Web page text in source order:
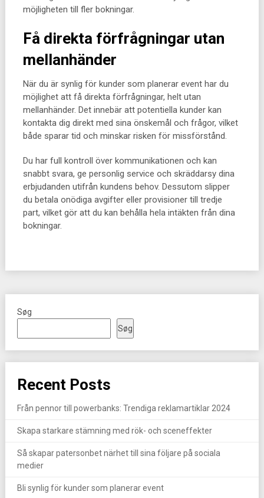
möjligheten till fler bokningar.
Få direkta förfrågningar utan
mellanhänder
När du är synlig för kunder som planerar event har du
möjlighet att få direkta förfrågningar, helt utan
mellanhänder. Det innebär att potentiella kunder kan
kontakta dig direkt med sina önskemål och frågor, vilket
både sparar tid och minskar risken för missförstånd.
Du har full kontroll över kommunikationen och kan
snabbt svara, ge personlig service och skräddarsy dina
erbjudanden utifrån kundens behov. Dessutom slipper
du betala onödiga avgifter eller provisioner till tredje
part, vilket gör att du kan behålla hela intäkten från dina
bokningar.
Søg
Søg
Recent Posts
Från pennor till powerbanks: Trendiga reklamartiklar 2024
Skapa starkare stämning med rök- och sceneffekter
Så skapar patersonbet närhet till sina följare på sociala
medier
Bli synlig för kunder som planerar event